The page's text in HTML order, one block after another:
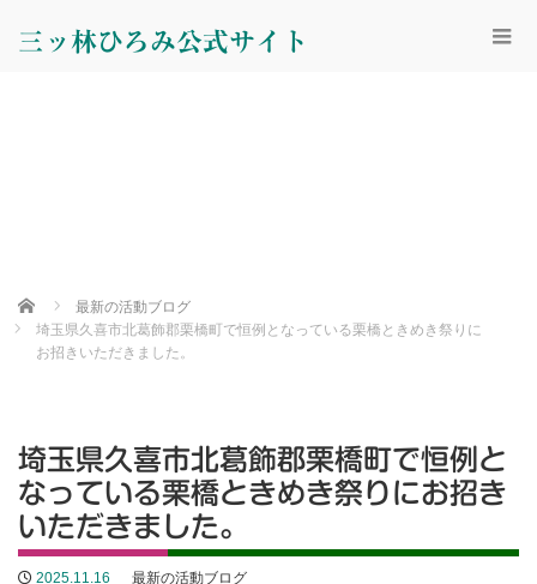
三ッ林ひろみ公式サイト
Home
最新の活動ブログ
埼玉県久喜市北葛飾郡栗橋町で恒例となっている栗橋ときめき祭りに
お招きいただきました。
埼玉県久喜市北葛飾郡栗橋町で恒例と
なっている栗橋ときめき祭りにお招き
いただきました。
2025.11.16 最新の活動ブログ